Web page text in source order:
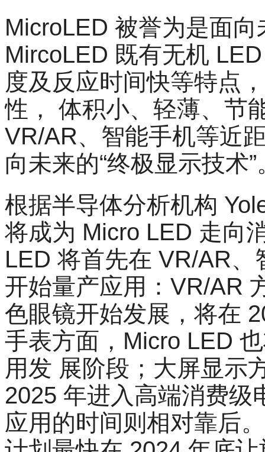
MicroLED 被誉为是面向
MircoLED 既有无机
度及反应时间快等特点
性， 体积小、轻薄、节
VR/AR、智能手机等近
向未来的“终极显示技术”
根据半导体分析机构
将成为 Micro LED 走向
LED 将首先在 VR/AR
开始量产应用：VR/AR
色眼镜开始发展，将在
手表方面，Micro LED
用发 展阶段；大屏显示
2025 年进入高端消费级
应用的时间则相对靠后